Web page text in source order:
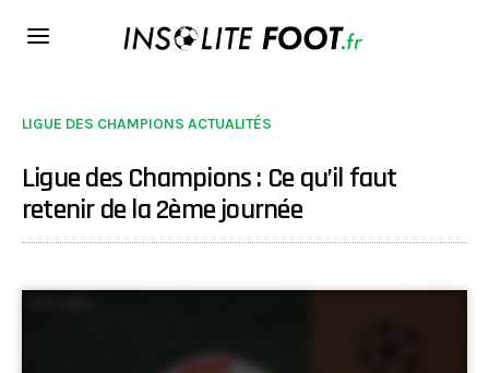
LIGUE DES CHAMPIONS ACTUALITÉS
Ligue des Champions : Ce qu’il faut
retenir de la 2ème journée